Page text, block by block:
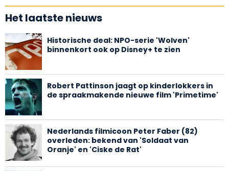
Het laatste nieuws
Historische deal: NPO-serie 'Wolven'
binnenkort ook op Disney+ te zien
Robert Pattinson jaagt op kinderlokkers in
de spraakmakende nieuwe film 'Primetime'
Nederlands filmicoon Peter Faber (82)
overleden: bekend van 'Soldaat van
Oranje' en 'Ciske de Rat'